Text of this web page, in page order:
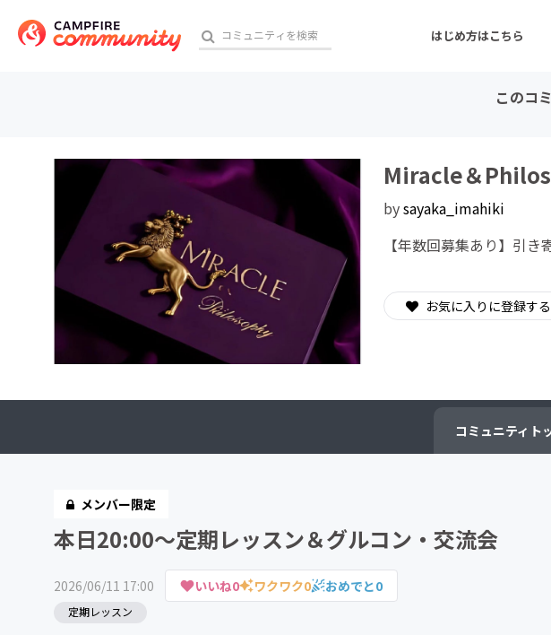
はじめ方はこちら
おすすめのコミュニティ
アート・写真 音楽
テクノロジー・ガジェット
ゲーム・サービス
映像・映画
書籍・雑誌出版
ビジネス・起業
チャレンジ
CAMPFIRE for
このコ
Miracle＆
bysayaka_imahiki
【年数回募集あり︎】引
お気に入りに登録する
コミュニティ ト
メンバー限定
本日20:00～定期レッスン＆グルコン・交流会
2026/06/11 17:00 いいね0 ワクワク0 おめでと0
定期レッスン